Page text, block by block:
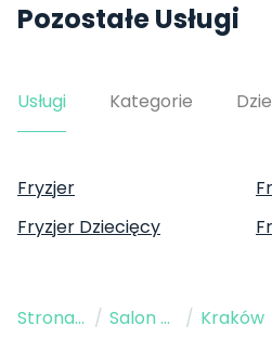
Pozostałe Usługi
Usługi Kategorie
Fryzjer
Fryzjer Dziecięcy
Strona Główna / Salon Fryzjerski / Kraków